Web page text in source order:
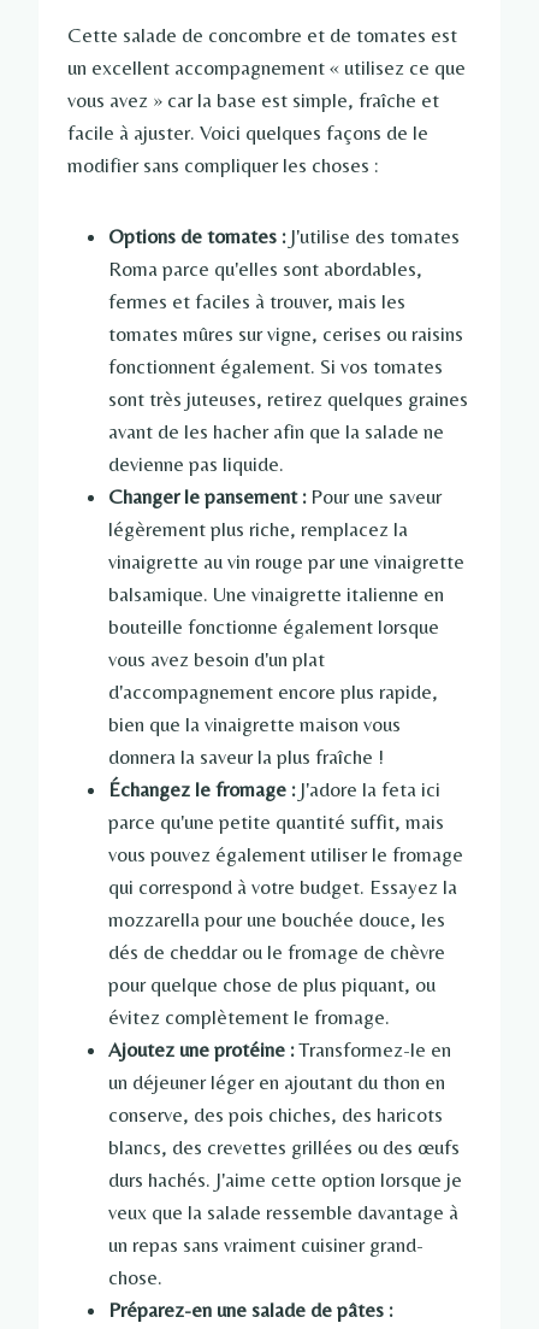
Cette salade de concombre et de tomates est
un excellent accompagnement « utilisez ce que
vous avez » car la base est simple, fraîche et
facile à ajuster. Voici quelques façons de le
modifier sans compliquer les choses :
Options de tomates :J'utilise des tomates
Roma parce qu'elles sont abordables,
fermes et faciles à trouver, mais les
tomates mûres sur vigne, cerises ou raisins
fonctionnent également. Si vos tomates
sont très juteuses, retirez quelques graines
avant de les hacher afin que la salade ne
devienne pas liquide.
Changer le pansement :Pour une saveur
légèrement plus riche, remplacez la
vinaigrette au vin rouge par une vinaigrette
balsamique. Une vinaigrette italienne en
bouteille fonctionne également lorsque
vous avez besoin d'un plat
d'accompagnement encore plus rapide,
bien que la vinaigrette maison vous
donnera la saveur la plus fraîche !
Échangez le fromage :J'adore la feta ici
parce qu'une petite quantité suffit, mais
vous pouvez également utiliser le fromage
qui correspond à votre budget. Essayez la
mozzarella pour une bouchée douce, les
dés de cheddar ou le fromage de chèvre
pour quelque chose de plus piquant, ou
évitez complètement le fromage.
Ajoutez une protéine :Transformez-le en
un déjeuner léger en ajoutant du thon en
conserve, des pois chiches, des haricots
blancs, des crevettes grillées ou des œufs
durs hachés. J'aime cette option lorsque je
veux que la salade ressemble davantage à
un repas sans vraiment cuisiner grand-
chose.
Préparez-en une salade de pâtes :